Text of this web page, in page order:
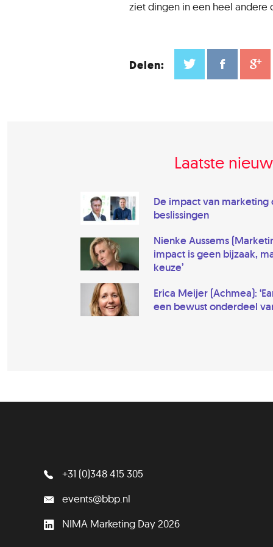
ziet dingen in een heel
Delen:
Laatste
De impact van marketing
beslissingen
Nienke Aussems
impact is geen bijzaak,
keuze’
Erica Meijer (Achmea):
een bewust onderdeel
+31 (0)348 415 305
events@bbp.nl
NIMA Marketing Day 2026